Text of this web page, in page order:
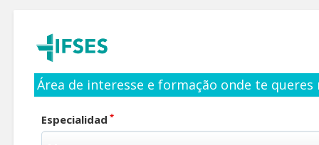
Área de interesse e formação onde te
Especialidad *